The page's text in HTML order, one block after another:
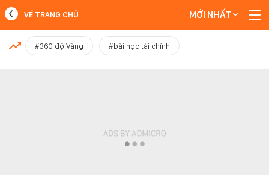
MỚI NHẤT
VỀ TRANG CHỦ MỚI NHẤT
#360 độ Vàng #bài học tài chính